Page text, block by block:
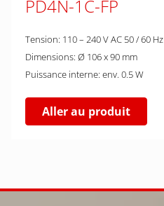
PD4N-1C-FP
Tension: 110 – 240 V AC 50 / 60 Hz
Dimensions: Ø 106 x 90 mm
Puissance interne: env. 0.5 W
Aller au produit